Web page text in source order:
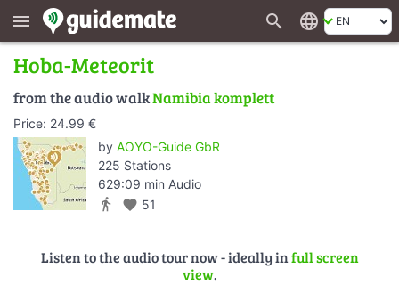
menu search language
Hoba-Meteorit
from the audio walkNamibia komplett
Price: 24.99 €
by AOYO-Guide GbR
225 Stations
629:09 min Audio
directions_walk favorite 51
Listen to the audio tour now - ideally infull screen
view.